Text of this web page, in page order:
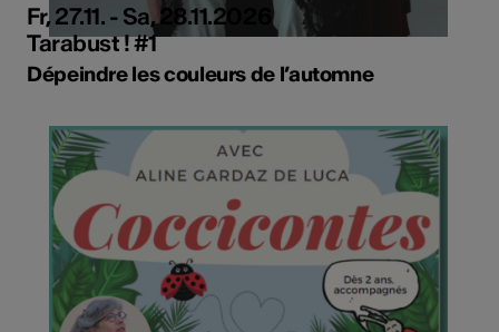
Fr, 27.11. - Sa, 28.11.2026
Tarabust ! #1
Dépeindre les couleurs de l’automne